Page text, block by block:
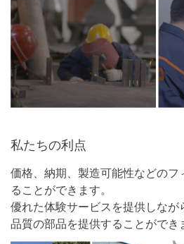
私たちの利点
価格、納期、製造可能性などのフ
ることができます。
優れた体験サービスを提供しなが
品質の部品を提供することができ